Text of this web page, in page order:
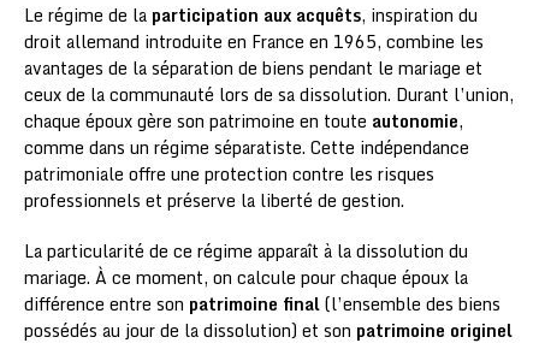
Le régime de la participation aux acquêts, inspiration du
droit allemand introduite en France en 1965, combine les
avantages de la séparation de biens pendant le mariage et
ceux de la communauté lors de sa dissolution. Durant l’union,
chaque époux gère son patrimoine en toute autonomie,
comme dans un régime séparatiste. Cette indépendance
patrimoniale offre une protection contre les risques
professionnels et préserve la liberté de gestion.
La particularité de ce régime apparaît à la dissolution du
mariage. À ce moment, on calcule pour chaque époux la
différence entre son patrimoine final(l’ensemble des biens
possédés au jour de la dissolution) et son patrimoine originel